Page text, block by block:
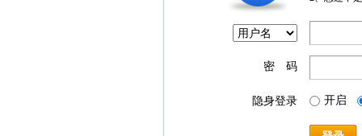
密 码
隐身登录 开启